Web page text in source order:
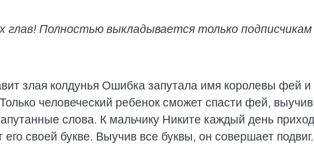
глав! Полностью выкладывается только подписчикам
злая колдунья Ошибка запутала имя королевы фей и
человеческий ребенок сможет спасти фей,
слова. К мальчику Никите каждый день
своей букве. Выучив все буквы, он совершает подвиг.